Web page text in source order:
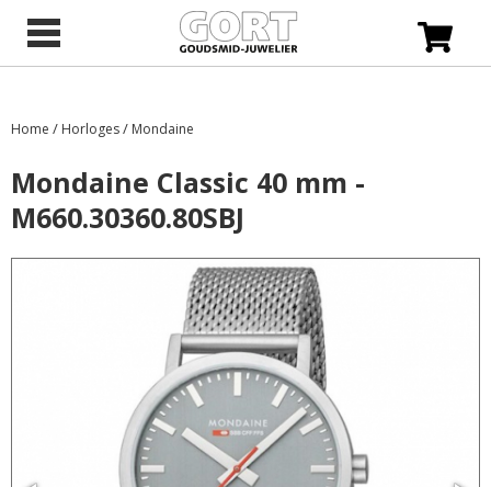
Home / Horloges/ Mondaine
Mondaine Classic 40 mm -
M660.30360.80SBJ